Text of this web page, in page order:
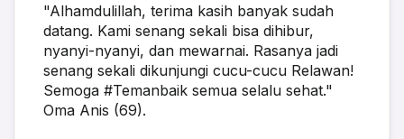
"Alhamdulillah, terima kasih banyak sudah
datang. Kami senang sekali bisa dihibur,
nyanyi-nyanyi, dan mewarnai. Rasanya jadi
senang sekali dikunjungi cucu-cucu Relawan!
Semoga #Temanbaik semua selalu sehat."
Oma Anis (69).